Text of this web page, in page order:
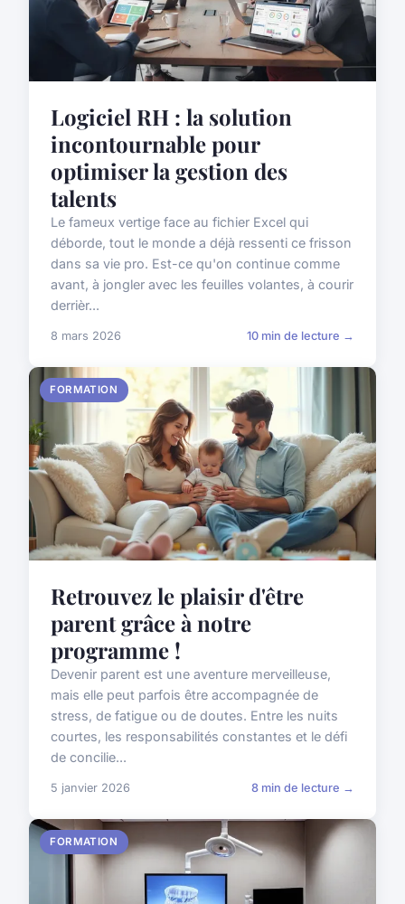
Logiciel RH : la solution
incontournable pour
optimiser la gestion des
talents
Le fameux vertige face au fichier Excel qui
déborde, tout le monde a déjà ressenti ce frisson
dans sa vie pro. Est-ce qu'on continue comme
avant, à jongler avec les feuilles volantes, à courir
derrièr...
8 mars 2026 10 min de lecture →
FORMATION
Retrouvez le plaisir d'être
parent grâce à notre
programme !
Devenir parent est une aventure merveilleuse,
mais elle peut parfois être accompagnée de
stress, de fatigue ou de doutes. Entre les nuits
courtes, les responsabilités constantes et le défi
de concilie...
5 janvier 2026 8 min de lecture →
FORMATION